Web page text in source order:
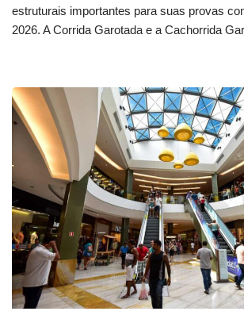
estruturais importantes para suas provas
2026. A Corrida Garotada e a Cachorrida